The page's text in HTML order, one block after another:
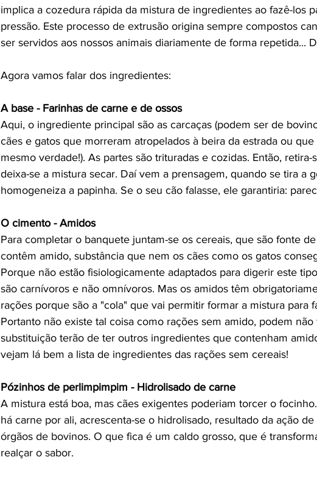
implica a cozedura rápida da mistura de ingredientes ao fazê-los
pressão. Este processo de extrusão origina sempre compostos
ser servidos aos nossos animais diariamente de forma repetida...
Agora vamos falar dos ingredientes:
A base - Farinhas de carne e de ossos
Aqui, o ingrediente principal são as carcaças (podem ser de
cães e gatos que morreram atropelados à beira da estrada ou
mesmo verdade!). As partes são trituradas e cozidas. Então,
deixa-se a mistura secar. Daí vem a prensagem, quando se tira a
homogeneiza a papinha. Se o seu cão falasse, ele garantiria:
O cimento - Amidos
Para completar o banquete juntam-se os cereais, que são fonte
contêm amido, substância que nem os cães como os gatos
Porque não estão fisiologicamente adaptados para digerir este
são carnívoros e não omnívoros. Mas os amidos têm
rações porque são a "cola" que vai permitir formar a mistura para
Portanto não existe tal coisa como rações sem amido, podem
substituição terão de ter outros ingredientes que contenham
vejam lá bem a lista de ingredientes das rações sem cereais!
Pózinhos de perlimpimpim - Hidrolisado de carne
A mistura está boa, mas cães exigentes poderiam torcer o
há carne por ali, acrescenta-se o hidrolisado, resultado da ação
órgãos de bovinos. O que fica é um caldo grosso, que é
realçar o sabor.